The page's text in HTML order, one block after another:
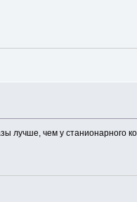
лучше, чем у станионарного